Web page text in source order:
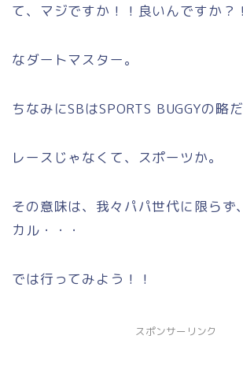
て、マジですか！！良いんですか？！
なダートマスター。
ちなみにSBはSPORTS BUGGYの略だ
レースじゃなくて、スポーツか。
その意味は、我々パパ世代に限らず
カル・・・
では行ってみよう！！
スポンサーリンク